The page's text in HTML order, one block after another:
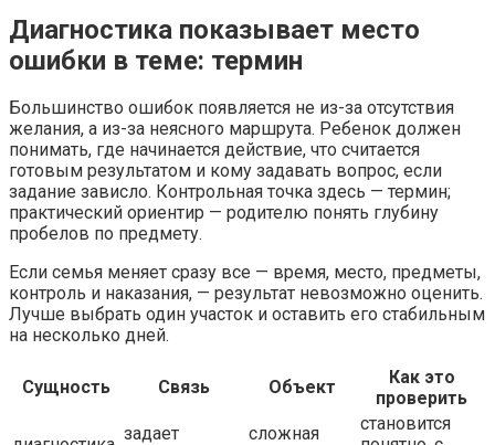
Диагностика показывает место
ошибки в теме: термин
Большинство ошибок появляется не из-за отсутствия
желания, а из-за неясного маршрута. Ребенок должен
понимать, где начинается действие, что считается
готовым результатом и кому задавать вопрос, если
задание зависло. Контрольная точка здесь — термин;
практический ориентир — родителю понять глубину
пробелов по предмету.
Если семья меняет сразу все — время, место, предметы,
контроль и наказания, — результат невозможно оценить.
Лучше выбрать один участок и оставить его стабильным
на несколько дней.
Сущность Связь Объект
Как это
проверить
задает
сложная
становится